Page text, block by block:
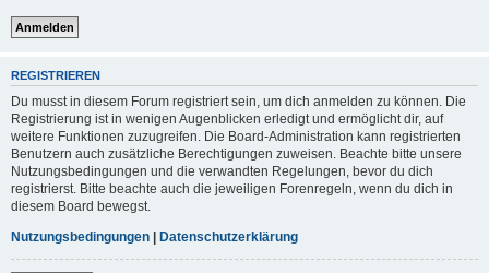
REGISTRIEREN
Du musst in diesem Forum registriert sein, um dich anmelden zu können. Die
Registrierung ist in wenigen Augenblicken erledigt und ermöglicht dir, auf
weitere Funktionen zuzugreifen. Die Board-Administration kann registrierten
Benutzern auch zusätzliche Berechtigungen zuweisen. Beachte bitte unsere
Nutzungsbedingungen und die verwandten Regelungen, bevor du dich
registrierst. Bitte beachte auch die jeweiligen Forenregeln, wenn du dich in
diesem Board bewegst.
Nutzungsbedingungen | Datenschutzerklärung